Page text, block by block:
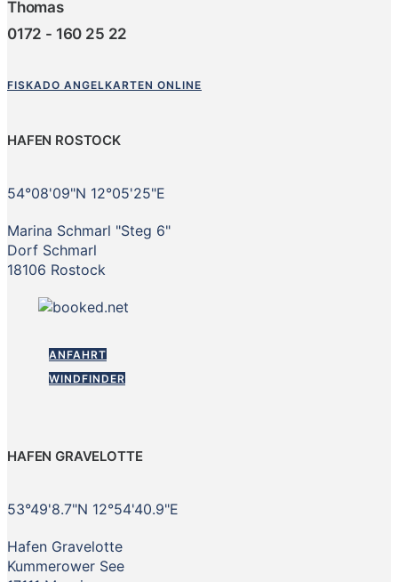
Thomas
0172 - 160 25 22
FISKADO ANGELKARTEN ONLINE
HAFEN ROSTOCK
54°08'09"N 12°05'25"E
Marina Schmarl "Steg 6"
Dorf Schmarl
18106 Rostock
ANFAHRT
WINDFINDER
HAFEN GRAVELOTTE
53°49'8.7"N 12°54'40.9"E
Hafen Gravelotte
Kummerower See